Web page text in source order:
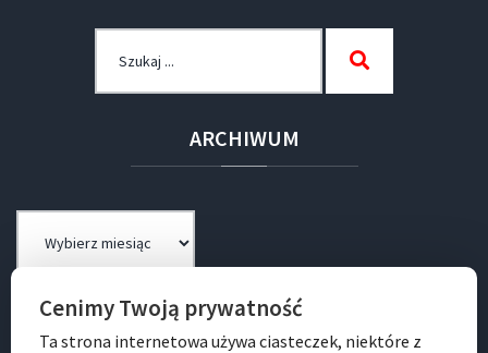
ARCHIWUM
BIP
Cenimy Twoją prywatność
Ta strona internetowa używa ciasteczek, niektóre z